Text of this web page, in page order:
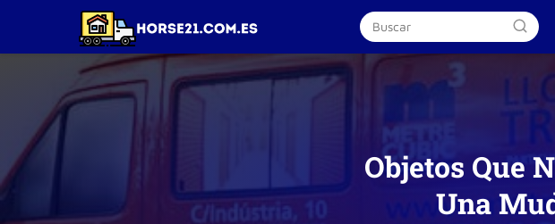
Objetos Que
Una